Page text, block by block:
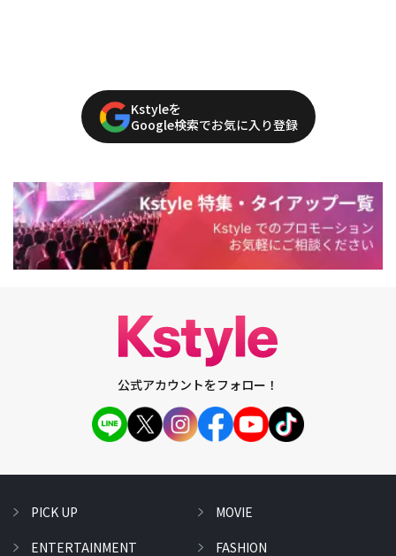
Kstyleを
Google検索でお気に入り登録
公式アカウントをフォロー！
PICK UP
ENTERTAINMENT
MOVIE
FASHION